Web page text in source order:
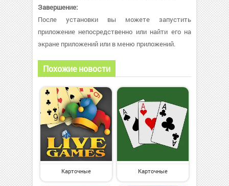
Завершение:
После установки вы можете запустить
приложение непосредственно или найти его на
экране приложений или в меню приложений.
Похожие новости
Карточные Карточные